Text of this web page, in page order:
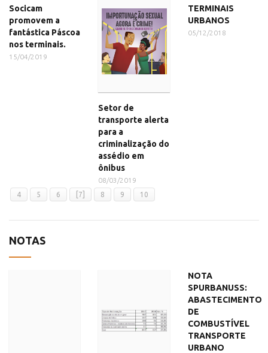
Socicam
promovem a
fantástica Páscoa
nos terminais.
15/04/2019
Setor de
transporte alerta
para a
criminalização do
assédio em
ônibus
08/03/2019
TERMINAIS
URBANOS
05/12/2018
4 5 6 [7] 8 9 10
NOTAS
NOTA
SPURBANUSS:
ABASTECIMENTO
DE
COMBUSTÍVEL
TRANSPORTE
URBANO